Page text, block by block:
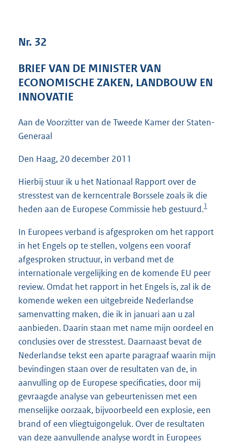
e
b
Nr. 32
BRIEF VAN DE MINISTER VAN
ECONOMISCHE ZAKEN, LANDBOUW EN
INNOVATIE
Aan de Voorzitter van de Tweede Kamer der Staten-
Generaal
Den Haag, 20 december 2011
Hierbij stuur ik u het Nationaal Rapport over de
stresstest van de kerncentrale Borssele zoals ik die
heden aan de Europese Commissie heb gestuurd.1
In Europees verband is afgesproken om het rapport
in het Engels op te stellen, volgens een vooraf
afgesproken structuur, in verband met de
internationale vergelijking en de komende EU peer
review. Omdat het rapport in het Engels is, zal ik de
komende weken een uitgebreide Nederlandse
samenvatting maken, die ik in januari aan u zal
aanbieden. Daarin staan met name mijn oordeel en
conclusies over de stresstest. Daarnaast bevat de
Nederlandse tekst een aparte paragraaf waarin mijn
bevindingen staan over de resultaten van de, in
aanvulling op de Europese specificaties, door mij
gevraagde analyse van gebeurtenissen met een
menselijke oorzaak, bijvoorbeeld een explosie, een
brand of een vliegtuigongeluk. Over de resultaten
van deze aanvullende analyse wordt in Europees